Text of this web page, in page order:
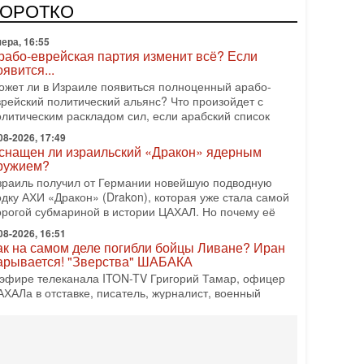
еврейский кандидат — на реальном месте в
одной из арабских партий. Причем речь идет
16:55
еврейская партия изменит всё? Если
ли в Израиле появиться полноценный арабо-
политический альянс? Что произойдет с
раскладом сил, если арабский список
2026, 17:49
ли израильский «Дракон» ядерным
получил от Германии новейшую подводную
АХИ «Дракон» (Drakon), которая уже стала самой
субмариной в истории ЦАХАЛ. Но почему её
2026, 16:51
на самом деле погибли бойцы Ливане? Иран
"Зверства" ШАБАКА
телеканала ITON-TV Григорий Тамар, офицер
в отставке, писатель, журналист, военный